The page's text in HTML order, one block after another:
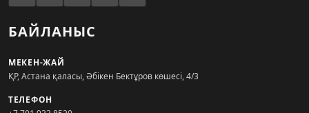
БАЙЛАНЫС
МЕКЕН-ЖАЙ
ҚР, Астана қаласы, Әбікен Бектұров көшесі, 4/3
ТЕЛЕФОН